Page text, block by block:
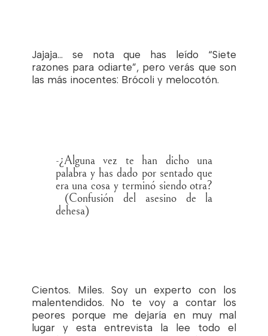
Jajaja… se nota que has leído “Siete
razones para odiarte”, pero verás que son
las más inocentes: Brócoli y melocotón.
-¿Alguna vez te han dicho una
palabra y has dado por sentado que
era una cosa y terminó siendo otra?
(Confusión del asesino de la
dehesa)
Cientos. Miles. Soy un experto con los
malentendidos. No te voy a contar los
peores porque me dejaría en muy mal
lugar y esta entrevista la lee todo el